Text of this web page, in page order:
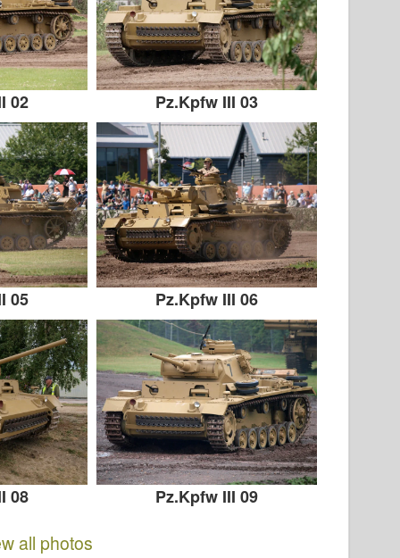
02 Pz.Kpfw III 03
05 Pz.Kpfw III 06
08 Pz.Kpfw III 09
all photos